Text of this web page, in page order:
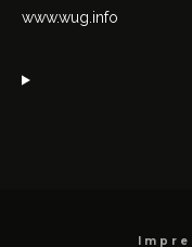
www.wug.info